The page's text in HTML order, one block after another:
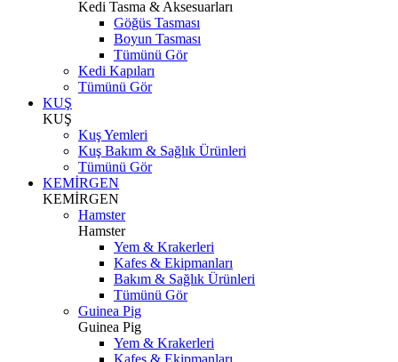
Kedi Tasma & Aksesuarları
Göğüs Tasması
Boyun Tasması
Tümünü Gör
Kedi Kapıları
Tümünü Gör
KUŞ
KUŞ
Kuş Yemleri
Kuş Bakım & Sağlık Ürünleri
Tümünü Gör
KEMİRGEN
KEMİRGEN
Hamster
Hamster
Yem & Krakerleri
Kafes & Ekipmanları
Bakım & Sağlık Ürünleri
Tümünü Gör
Guinea Pig
Guinea Pig
Yem & Krakerleri
Kafes & Ekipmanları